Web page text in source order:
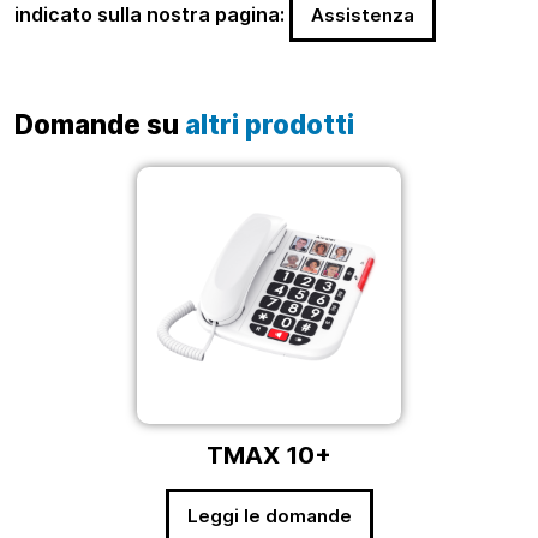
indicato sulla nostra pagina:
Assistenza
Domande su altri prodotti
TMAX 10+
Leggi le domande